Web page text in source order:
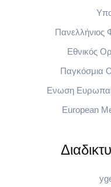
Πανελλήνιος
Εθνικός
Παγκόσμια
Eνωση
European